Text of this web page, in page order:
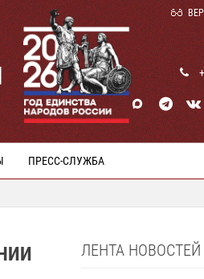
ПРЕСС-СЛУЖБА
ЛЕНТА НОВОСТЕЙ